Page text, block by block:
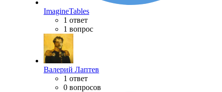
ImagineTables
1 ответ
1 вопрос
Валерий Лаптев
1 ответ
0 вопросов